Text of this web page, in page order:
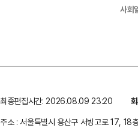
사회
최종편집시간: 2026.08.09 23:20
주소 : 서울특별시 용산구 서빙고로 17, 18